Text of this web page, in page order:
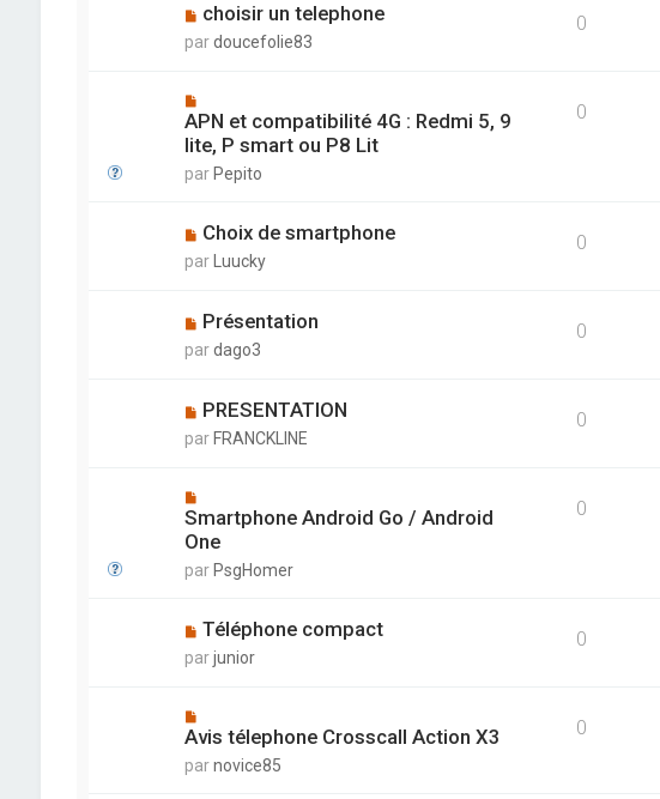
choisir un telephone
pardoucefolie83
0
APN et compatibilité 4G : Redmi 5, 9
lite, P smart ou P8 Lit
par Pepito
0
Choix de smartphone
par Luucky
0
Présentation
pardago3
0
PRESENTATION
par FRANCKLINE
0
Smartphone Android Go / Android
One
par PsgHomer
0
Téléphone compact
parjunior
0
Avis télephone Crosscall Action X3
parnovice85
0